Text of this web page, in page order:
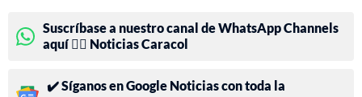
Suscríbase a nuestro canal de WhatsApp Channels
aquí 👉🏻 Noticias Caracol
✔️ Síganos en Google Noticias con toda la